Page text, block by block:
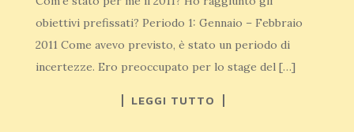
obiettivi prefissati? Periodo 1: Gennaio – Febbraio
2011 Come avevo previsto, è stato un periodo di
incertezze. Ero preoccupato per lo stage del […]
LEGGI TUTTO